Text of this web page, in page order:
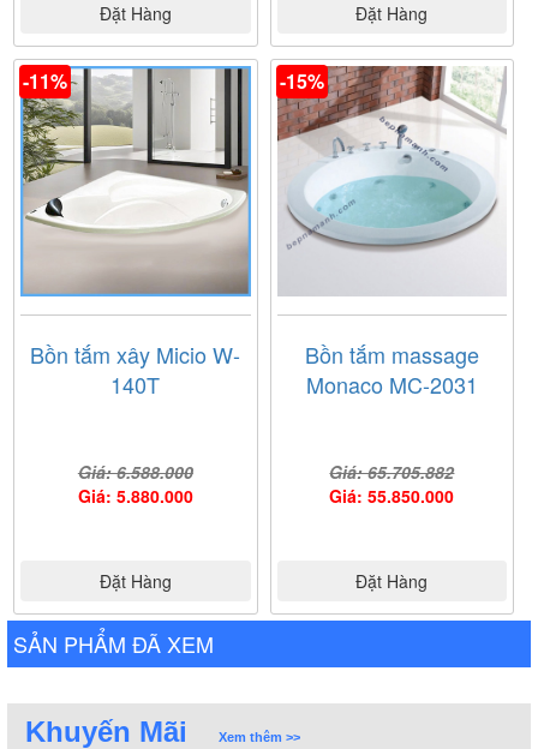
Đặt Hàng Đặt Hàng
-11%
Bồn tắm xây Micio W-
140T
Giá: 6.588.000
Giá: 5.880.000
Đặt Hàng
-15%
Bồn tắm massage
Monaco MC-2031
Giá: 65.705.882
Giá: 55.850.000
Đặt Hàng
SẢN PHẨM ĐÃ XEM
Khuyến Mãi Xem thêm >>